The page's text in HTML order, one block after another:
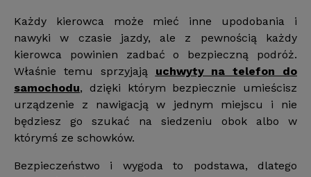
Każdy kierowca może mieć inne upodobania i
nawyki w czasie jazdy, ale z pewnością każdy
kierowca powinien zadbać o bezpieczną podróż.
Właśnie temu sprzyjają uchwyty na telefon do
samochodu, dzięki którym bezpiecznie umieścisz
urządzenie z nawigacją w jednym miejscu i nie
będziesz go szukać na siedzeniu obok albo w
którymś ze schowków.
Bezpieczeństwo i wygoda to podstawa, dlatego